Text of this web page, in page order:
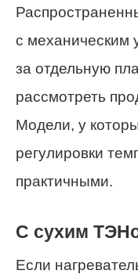
с механическим
за отдельную
рассмотреть
Модели, у
регулировки
практичными.
С сухим
Если